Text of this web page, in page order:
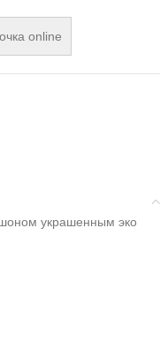
online
украшенным эко